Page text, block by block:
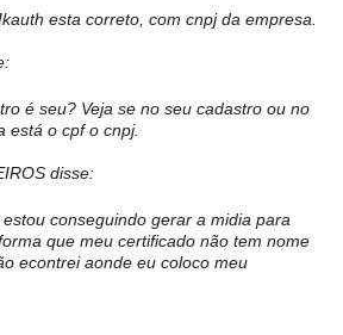
esta correto, com cnpj da empresa.
é seu? Veja se no seu cadastro ou no
está o cpf o cnpj.
disse:
conseguindo gerar a midia para
que meu certificado não tem nome
econtrei aonde eu coloco meu